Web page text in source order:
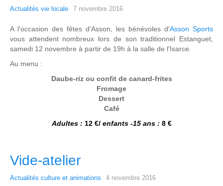
Actualités vie locale 7 novembre 2016
A l'occasion des fêtes d'Asson, les bénévoles d'Asson Sports
vous attendent nombreux lors de son traditionnel Estanguet,
samedi 12 novembre à partir de 19h à la salle de l'Isarce.
Au menu :
Daube-riz ou confit de canard-frites
Fromage
Dessert
Café
Adultes : 12 €/ enfants -15 ans : 8 €
Vide-atelier
Actualités culture et animations 4 novembre 2016